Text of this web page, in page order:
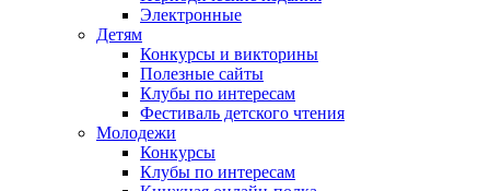
Электронные
Детям
Конкурсы и викторины
Полезные сайты
Клубы по интересам
Фестиваль детского чтения
Молодежи
Конкурсы
Клубы по интересам